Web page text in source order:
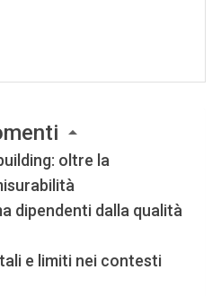
oltre la
dipendenti dalla qualità
e limiti nei contesti